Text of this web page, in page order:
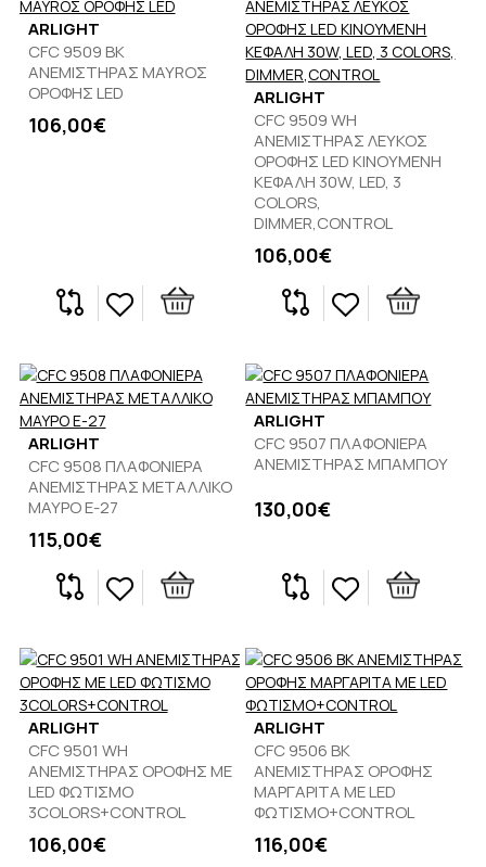
ARLIGHT
CFC 9509 BK
ΑΝΕΜΙΣΤΗΡΑΣ MAYROΣ
ΟΡΟΦΗΣ LED
106,00€
ARLIGHT
CFC 9509 WH
ΑΝΕΜΙΣΤΗΡΑΣ ΛΕΥΚΟΣ
ΟΡΟΦΗΣ LED ΚΙΝΟΥΜΕΝΗ
ΚΕΦΑΛΗ 30W, LED, 3
COLORS,
DIMMER,CONTROL
106,00€
ARLIGHT
CFC 9508 ΠΛΑΦΟΝΙΕΡΑ
ΑΝΕΜΙΣΤΗΡΑΣ ΜΕΤΑΛΛΙΚΟ
ΜΑΥΡΟ E-27
115,00€
ARLIGHT
CFC 9507 ΠΛΑΦΟΝΙΕΡΑ
ΑΝΕΜΙΣΤΗΡΑΣ ΜΠΑΜΠΟΥ
130,00€
ARLIGHT
CFC 9501 WΗ
ΑΝΕΜΙΣΤΗΡΑΣ ΟΡΟΦΗΣ ΜΕ
LED ΦΩΤΙΣΜΟ
3COLORS+CONTROL
106,00€
ARLIGHT
CFC 9506 ΒΚ
ΑΝΕΜΙΣΤΗΡΑΣ ΟΡΟΦΗΣ
ΜΑΡΓΑΡΙΤΑ ΜΕ LED
ΦΩΤΙΣΜΟ+CONTROL
116,00€